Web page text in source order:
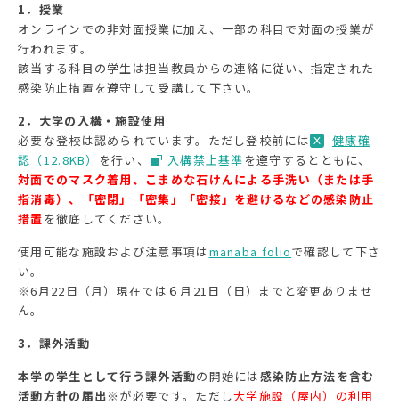
1．授業
オンラインでの非対面授業に加え、一部の科目で対面の授業が
行われます。
該当する科目の学生は担当教員からの連絡に従い、指定された
感染防止措置を遵守して受講して下さい。
2．大学の入構・施設使用
必要な登校は認められています。ただし登校前には
健康確
認（12.8KB）
を行い、 入構禁止基準 を遵守するとともに、
対⾯でのマスク着⽤、こまめな⽯けんによる⼿洗い（または⼿
指消毒）、「密閉」「密集」「密接」を避けるなどの感染防止
措置 を徹底してください。
使用可能な施設および注意事項はmanaba folioで確認して下さ
い。
※6月22日（月）現在では６月21日（日）までと変更ありませ
ん。
3．課外活動
本学の学生として行う課外活動の開始には感染防⽌⽅法を含む
活動⽅針の届出※が必要です。ただし大学施設（屋内）の利用